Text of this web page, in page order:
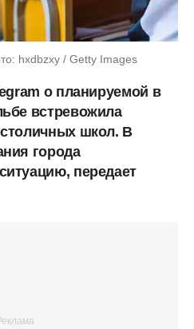
hxdbzxy / Getty Images
о планируемой в
встревожила
школ. В
города
передает